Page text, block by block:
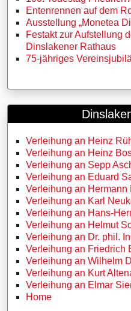
Entenrennen auf dem
Ausstellung „Monetea
Festakt zur Aufstellung
Dinslakener Rathaus
75-jähriges
Verleihung an Heinz
Verleihung an Heinz
Verleihung an Sepp
Verleihung an Eduard
Verleihung an Hermann
Verleihung an Karl
Verleihung an Hans-
Verleihung an Helmut
Verleihung an Dr. phil.
Verleihung an Friedrich
Verleihung an Wilhelm
Verleihung an Kurt
Verleihung an Elmar
Home